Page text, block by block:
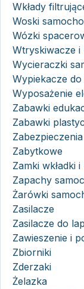
Wkłady
Woski
Wózki
Wtryskiwacze
Wycieraczki
Wypiekacze
Wyposażenie
Zabawki
Zabawki
Zabytkowe
Zamki wkładki
Zapachy
Żarówki
Zasilacze
Zasilacze do
Zawieszenie i
Zbiorniki
Zderzaki
Żelazka